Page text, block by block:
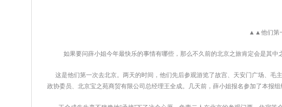
▲▲他们第
如果要问薛小姐今年最快乐的事情有哪些，那么不久前的北京之旅肯定会是其中
这是他们第一次去北京。两天的时间，他们先后参观游览了故宫、天安门广场、毛
政协委员、北京宝之苑商贸有限公司总经理王全成。几天前，薛小姐报名参加了本报